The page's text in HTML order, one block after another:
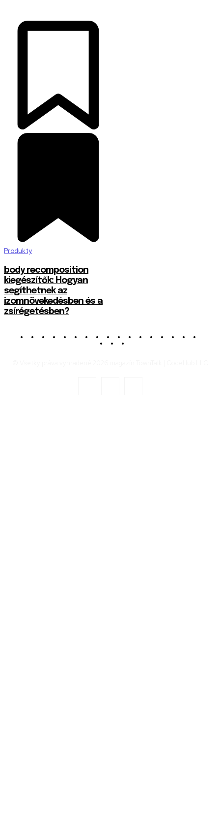
Produkty
body recomposition
kiegészítők: Hogyan
segíthetnek az
izomnövekedésben és a
zsírégetésben?